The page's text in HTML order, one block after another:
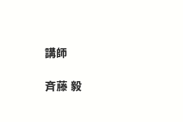
講師
斉藤 毅